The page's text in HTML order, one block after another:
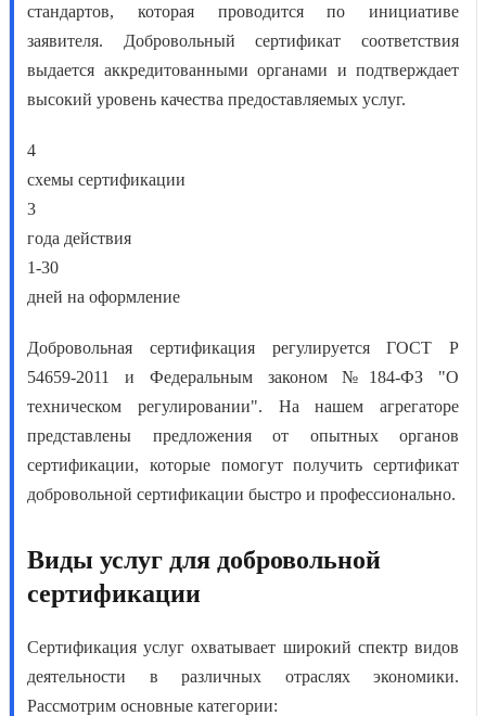
стандартов, которая проводится по инициативе
заявителя. Добровольный сертификат соответствия
выдается аккредитованными органами и подтверждает
высокий уровень качества предоставляемых услуг.
4
схемы сертификации
3
года действия
1-30
дней на оформление
Добровольная сертификациярегулируется ГОСТ Р
54659-2011 и Федеральным законом №184-ФЗ "О
техническом регулировании". На нашем агрегаторе
представлены предложения от опытных органов
сертификации, которые помогут получить сертификат
добровольной сертификации быстро и профессионально.
Виды услуг для добровольной
сертификации
Сертификация услуг охватывает широкий спектр видов
деятельности в различных отраслях экономики.
Рассмотрим основные категории: